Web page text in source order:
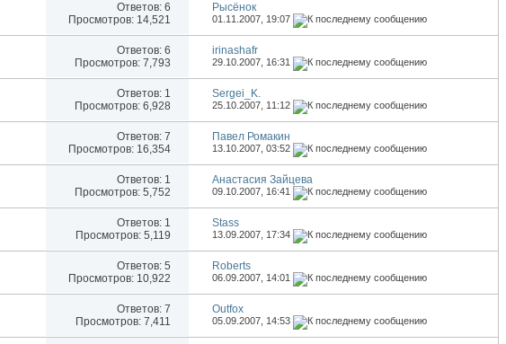
Ответов: 6
Просмотров: 14,521
Рысёнок
01.11.2007, 19:07
Ответов: 6
Просмотров: 7,793
irinashafr
29.10.2007, 16:31
Ответов: 1
Просмотров: 6,928
Sergei_K.
25.10.2007, 11:12
Ответов: 7
Просмотров: 16,354
Павел Ромакин
13.10.2007,03:52
Ответов: 1
Просмотров: 5,752
Анастасия Зайцева
09.10.2007, 16:41
Ответов: 1
Просмотров: 5,119
Stass
13.09.2007, 17:34
Ответов: 5
Просмотров: 10,922
Roberts
06.09.2007, 14:01
Ответов: 7
Просмотров: 7,411
Outfox
05.09.2007, 14:53